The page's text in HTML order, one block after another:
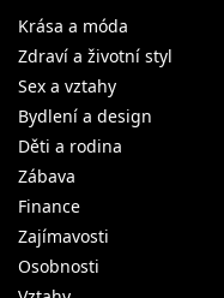
Krása a móda
Zdraví a životní styl
Sex a vztahy
Bydlení a design
Děti a rodina
Zábava
Finance
Zajímavosti
Osobnosti